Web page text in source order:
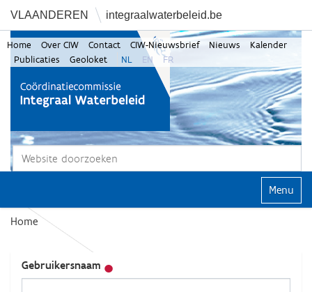
VLAANDEREN integraalwaterbeleid.be
Zoek
Home Over CIW Contact CIW-Nieuwsbrief Nieuws
Kalender
Publicaties
Geoloket NL EN FR
Klap
Home
Gebruikersnaam